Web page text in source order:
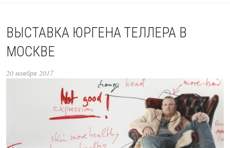
ВЫСТАВКА ЮРГЕНА ТЕЛЛЕРА В
МОСКВЕ
20 ноября 2017